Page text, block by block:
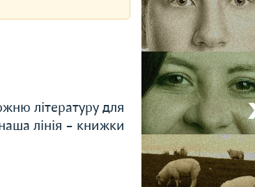
літературу для
лінія – книжки